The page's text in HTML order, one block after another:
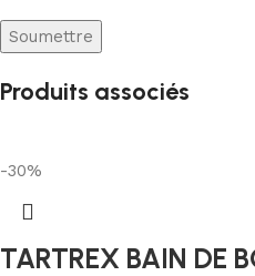
Produits associés
-30%
TARTREX BAIN DE